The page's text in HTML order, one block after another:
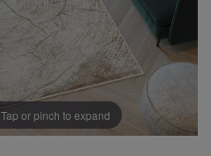
Tap or pinch to expand